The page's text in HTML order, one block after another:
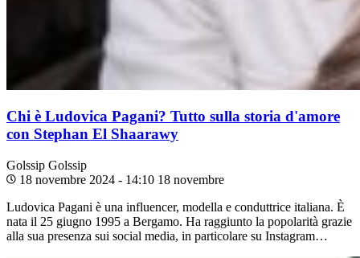
Chi è Ludovica Pagani? Tutto sulla storia d'amore
con Stephan El Shaarawy
Golssip Golssip
18 novembre 2024 - 14:10 18 novembre
Ludovica Pagani è una influencer, modella e conduttrice italiana. È
nata il 25 giugno 1995 a Bergamo. Ha raggiunto la popolarità grazie
alla sua presenza sui social media, in particolare su Instagram…